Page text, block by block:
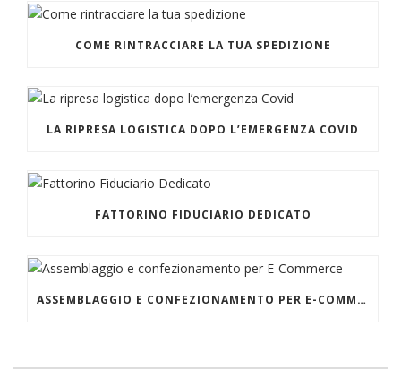
COME RINTRACCIARE LA TUA SPEDIZIONE
LA RIPRESA LOGISTICA DOPO L’EMERGENZA COVID
FATTORINO FIDUCIARIO DEDICATO
ASSEMBLAGGIO E CONFEZIONAMENTO PER E-COMMERCE